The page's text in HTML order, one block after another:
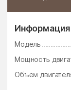
Модель
Мощность
Объем
Щелково